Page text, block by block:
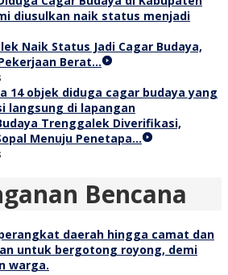
Naik Status Jadi Cagar Budaya,
Berat…
Trenggalek Diverifikasi,
Menuju Penetapa…
Bencana